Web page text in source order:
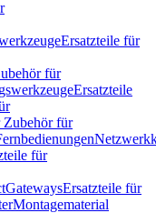
Ersatzteile für
für
Ersatzteile
Zubehör für
für
GatewaysErsatzteile für
Montagematerial